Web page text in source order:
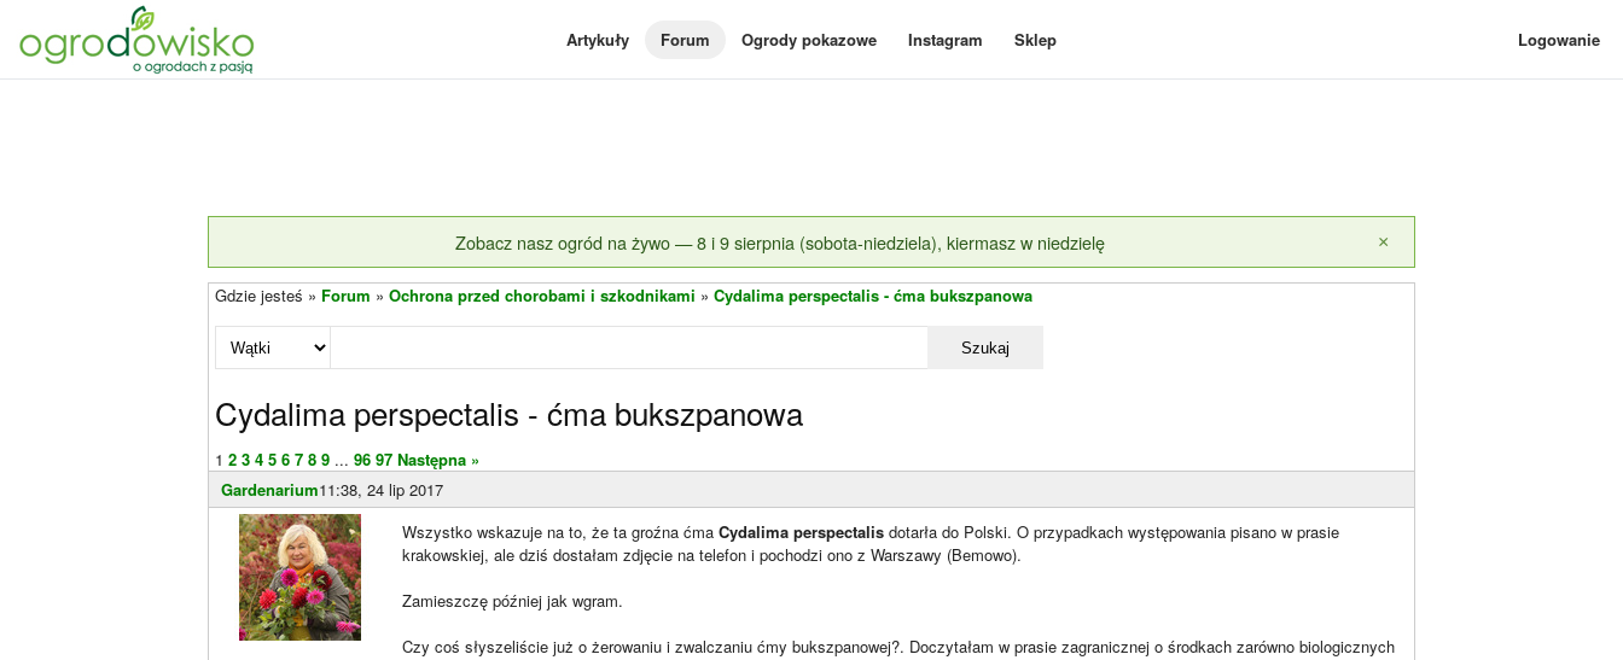
Artykuły Forum Ogrody pokazowe Instagram Sklep Logowanie
Zobacz nasz ogród na żywo — 8 i 9 sierpnia (sobota-niedziela), kiermasz w niedzielę ×
Gdzie jesteś » Forum » Ochrona przed chorobami i szkodnikami » Cydalima perspectalis - ćma bukszpanowa
Szukaj
Cydalima perspectalis - ćma bukszpanowa
1 2 3 4 5 6 7 8 9 ... 96 97 Następna »
Gardenarium11:38, 24 lip 2017
Wszystko wskazuje na to, że ta groźna ćma Cydalima perspectalis dotarła do Polski. O przypadkach występowania pisano w prasie
krakowskiej, ale dziś dostałam zdjęcie na telefon i pochodzi ono z Warszawy (Bemowo).
Zamieszczę później jak wgram.
Czy coś słyszeliście już o żerowaniu i zwalczaniu ćmy bukszpanowej?. Doczytałam w prasie zagranicznej o środkach zarówno biologicznych